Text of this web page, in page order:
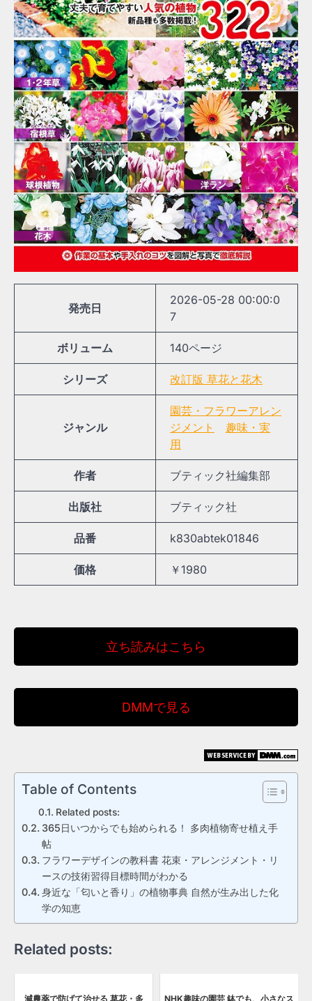
発売日
2026-05-28 00:00:0
7
ボリューム 140ページ
シリーズ 改訂版 草花と花木
ジャンル
園芸・フラワーアレン
ジメント
趣味・実
用
作者 ブティック社編集部
出版社 ブティック社
品番 k830abtek01846
価格 ￥1980
立ち読みはこちら
DMMで見る
Table of Contents
Related posts:
365日いつからでも始められる！ 多肉植物寄せ植え手
帖
フラワーデザインの教科書 花束・アレンジメント・リ
ースの技術習得目標時間がわかる
身近な「匂いと香り」の植物事典 自然が生み出した化
学の知恵
Related posts:
減農薬で防げて治せる 草花・多 NHK趣味の園芸 鉢でも、小さなス